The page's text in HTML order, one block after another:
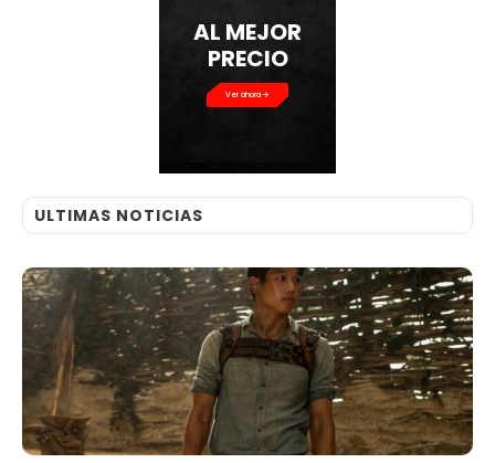
AL MEJOR
PRECIO
ULTIMAS NOTICIAS